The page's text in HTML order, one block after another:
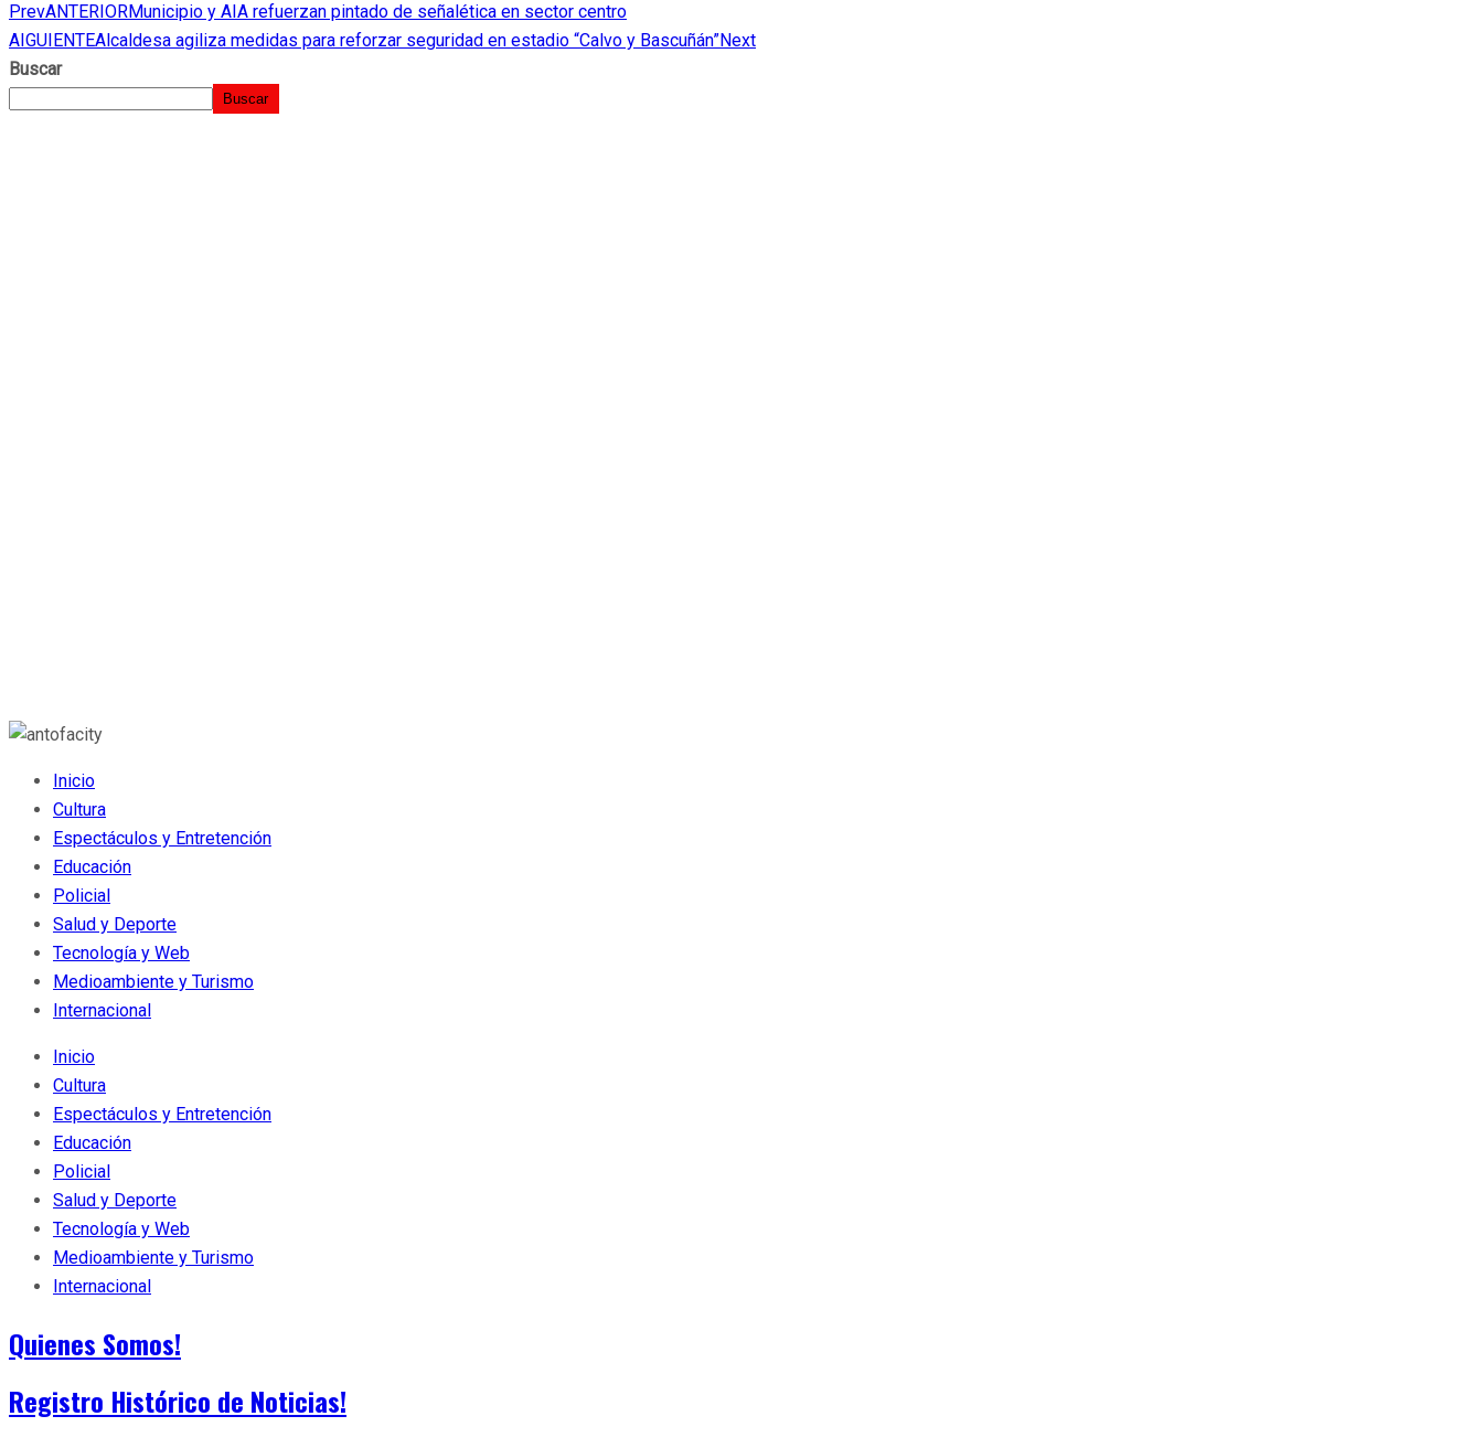
LinkedIn
PrevANTERIORMunicipio y AIA refuerzan pintado de señalética en sector centro
AIGUIENTEAlcaldesa agiliza medidas para reforzar seguridad en estadio “Calvo y Bascuñán”Next
Buscar
Buscar
Inicio
Cultura
Espectáculos y Entretención
Educación
Policial
Salud y Deporte
Tecnología y Web
Medioambiente y Turismo
Internacional
Inicio
Cultura
Espectáculos y Entretención
Educación
Policial
Salud y Deporte
Tecnología y Web
Medioambiente y Turismo
Internacional
Quienes Somos!
Registro Histórico de Noticias!